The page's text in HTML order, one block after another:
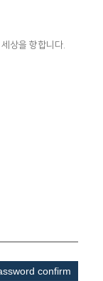
상을 향합니다.
confirm